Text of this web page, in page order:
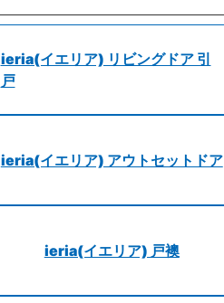
ieria(イエリア) リビングドア 引
戸
ieria(イエリア) アウトセットドア
ieria(イエリア) 戸襖